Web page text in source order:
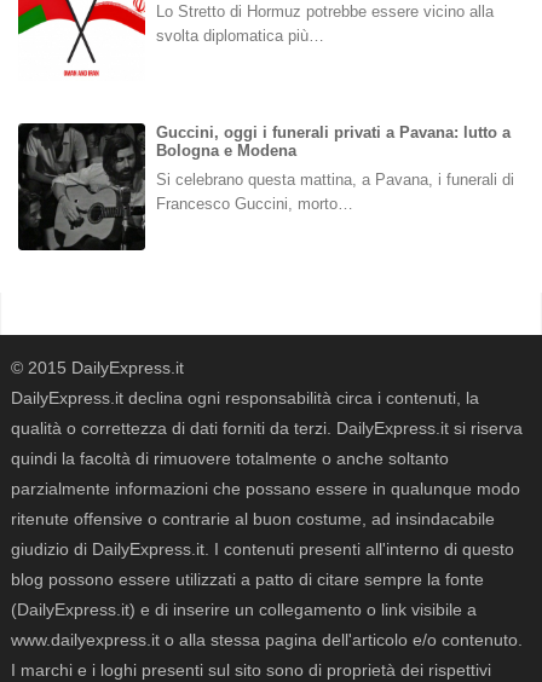
Lo Stretto di Hormuz potrebbe essere vicino alla
svolta diplomatica più…
Guccini, oggi i funerali privati a Pavana: lutto a
Bologna e Modena
Si celebrano questa mattina, a Pavana, i funerali di
Francesco Guccini, morto…
© 2015 DailyExpress.it
DailyExpress.it declina ogni responsabilità circa i contenuti, la
qualità o correttezza di dati forniti da terzi. DailyExpress.it si riserva
quindi la facoltà di rimuovere totalmente o anche soltanto
parzialmente informazioni che possano essere in qualunque modo
ritenute offensive o contrarie al buon costume, ad insindacabile
giudizio di DailyExpress.it. I contenuti presenti all'interno di questo
blog possono essere utilizzati a patto di citare sempre la fonte
(DailyExpress.it) e di inserire un collegamento o link visibile a
www.dailyexpress.it o alla stessa pagina dell'articolo e/o contenuto.
I marchi e i loghi presenti sul sito sono di proprietà dei rispettivi